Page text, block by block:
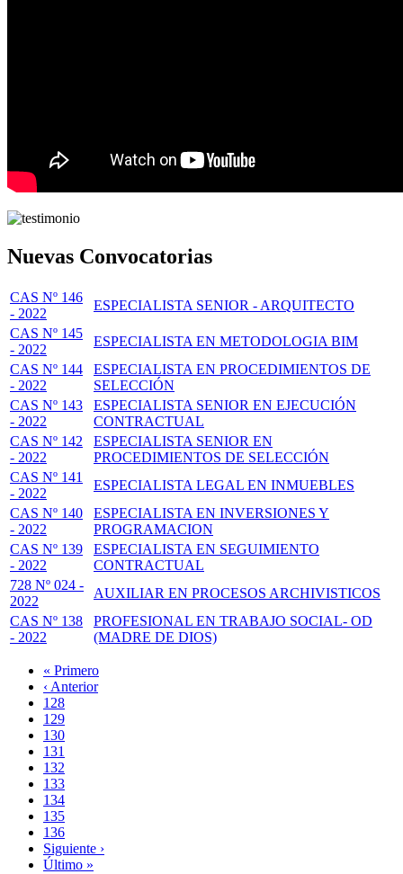
Nuevas Convocatorias
CAS Nº 146
- 2022
ESPECIALISTA SENIOR - ARQUITECTO
CAS Nº 145
- 2022
ESPECIALISTA EN METODOLOGIA BIM
CAS Nº 144
- 2022
ESPECIALISTA EN PROCEDIMIENTOS DE
SELECCIÓN
CAS Nº 143
- 2022
ESPECIALISTA SENIOR EN EJECUCIÓN
CONTRACTUAL
CAS Nº 142
- 2022
ESPECIALISTA SENIOR EN
PROCEDIMIENTOS DE SELECCIÓN
CAS Nº 141
- 2022
ESPECIALISTA LEGAL EN INMUEBLES
CAS Nº 140
- 2022
ESPECIALISTA EN INVERSIONES Y
PROGRAMACION
CAS Nº 139
- 2022
ESPECIALISTA EN SEGUIMIENTO
CONTRACTUAL
728 Nº 024 -
2022
AUXILIAR EN PROCESOS ARCHIVISTICOS
CAS Nº 138
- 2022
PROFESIONAL EN TRABAJO SOCIAL- OD
(MADRE DE DIOS)
Paginación
Primera
página
« Primero
Página
anterior
‹ Anterior
Page
128
Page
129
Page
130
Page
131
Página
actual
132
Page
133
Page
134
Page
135
Page
136
Siguiente
página
Siguiente ›
Última
Último »